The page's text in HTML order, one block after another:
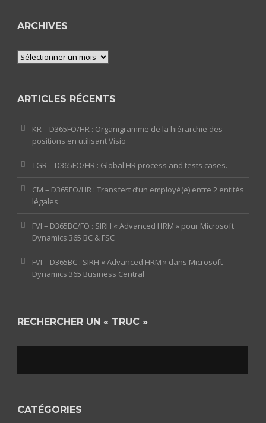
ARCHIVES
Archives
ARTICLES RÉCENTS
KR – D365FO/HR : Organigramme de la hiérarchie des
positions en utilisant Visio
TGR – D365FO/HR : Global HR process and tests cases.
CM – D365FO/HR : Transfert d’un employé(e) entre 2 entités
légales
FVI – D365BC/FO : SIRH « Advanced HRM » pour Microsoft
Dynamics 365 BC & FSC
FVI – D365BC : SIRH « Advanced HRM » dans Microsoft
Dynamics 365 Business Central
RECHERCHER UN « TRUC »
CATÉGORIES